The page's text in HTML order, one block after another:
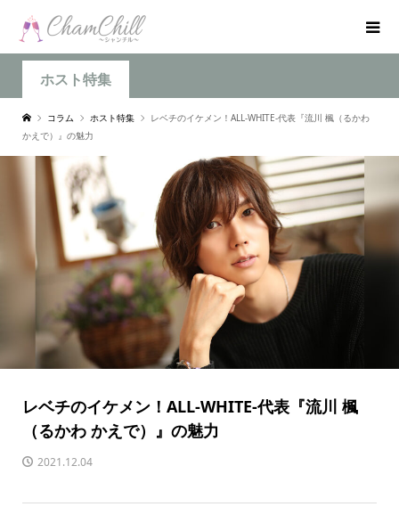
ホスト特集
コラム ホスト特集
レベチのイケメン！ALL-WHITE-代表『流川 楓（るかわ
かえで）』の魅力
レベチのイケメン！ALL-WHITE-代表『流川 楓
（るかわ かえで）』の魅力
2021.12.04